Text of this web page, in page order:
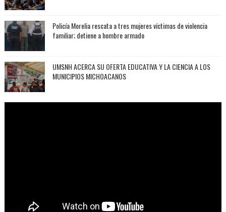
Policía Morelia rescata a tres mujeres víctimas de violencia
familiar; detiene a hombre armado
UMSNH ACERCA SU OFERTA EDUCATIVA Y LA CIENCIA A LOS
MUNICIPIOS MICHOACANOS